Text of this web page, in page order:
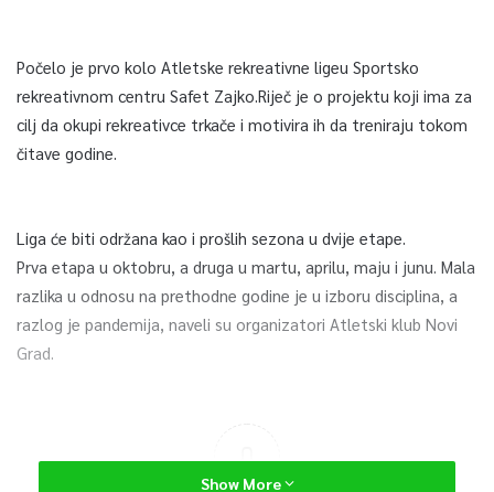
Počelo je prvo kolo Atletske rekreativne ligeu Sportsko
rekreativnom centru Safet Zajko.Riječ je o projektu koji ima za
cilj da okupi rekreativce trkače i motivira ih da treniraju tokom
čitave godine.
Liga će biti održana kao i prošlih sezona u dvije etape.
Prva etapa u oktobru, a druga u martu, aprilu, maju i junu. Mala
razlika u odnosu na prethodne godine je u izboru disciplina, a
razlog je pandemija, naveli su organizatori Atletski klub Novi
Grad.
0
Show More